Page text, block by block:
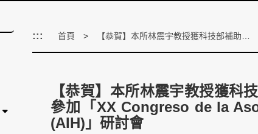
::: 首頁
【恭賀】本所林震宇教授獲科
參加「XX Congreso de la
(AIH)」研討會